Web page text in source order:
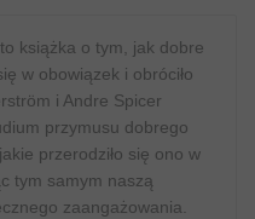
książka o tym, jak dobre
w obowiązek i obróciło
i Andre Spicer
przymusu dobrego
przerodziło się ono w
tym samym naszą
zaangażowania.